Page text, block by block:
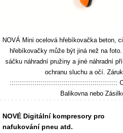
NOVÁ Mini ocelová hřebíkovačka beton,
hřebíkovačky může být jiná než na
sáčku náhradní pružiny a jiné náhradní
ochranu sluchu a očí.
::::::::::::::::::::::::::::::::::::::::::::::::::::::::
Balikovna nebo
NOVÉ Digitální kompresory pro
nafukování pneu atd.